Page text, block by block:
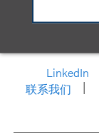
华盛顿特区
LinkedIn
联系我们